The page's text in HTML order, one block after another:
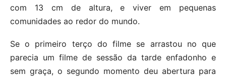
com 13 cm de altura, e viver em pequenas
comunidades ao redor do mundo.
Se o primeiro terço do filme se arrastou no que
parecia um filme de sessão da tarde enfadonho e
sem graça, o segundo momento deu abertura para